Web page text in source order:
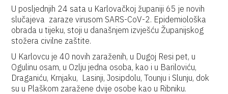
U posljednjih 24 sata u Karlovačkoj županiji 65 je novih
slučajeva zaraze virusom SARS-CoV-2. Epidemiološka
obrada u tijeku, stoji u današnjem izvješću Županijskog
stožera civilne zaštite.
U Karlovcu je 40 novih zaraženih, u Dugoj Resi pet, u
Ogulinu osam, u Ozlju jedna osoba, kao i u Bariloviću,
Draganiću, Krnjaku, Lasinji, Josipdolu, Tounju i Slunju, dok
su u Plaškom zaražene dvije osobe kao u Ribniku.